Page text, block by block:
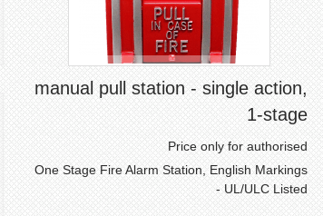
manual pull station - single action,
1-stage
Price only for authorised
One Stage Fire Alarm Station, English Markings
- UL/ULC Listed